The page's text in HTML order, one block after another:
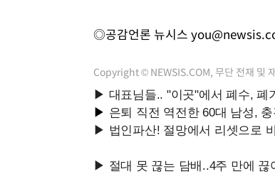
◎공감언론 뉴시스
Copyright © NEWSIS.COM, 무단 전재 및